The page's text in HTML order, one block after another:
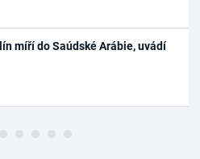
míří do Saúdské Arábie, uvádí